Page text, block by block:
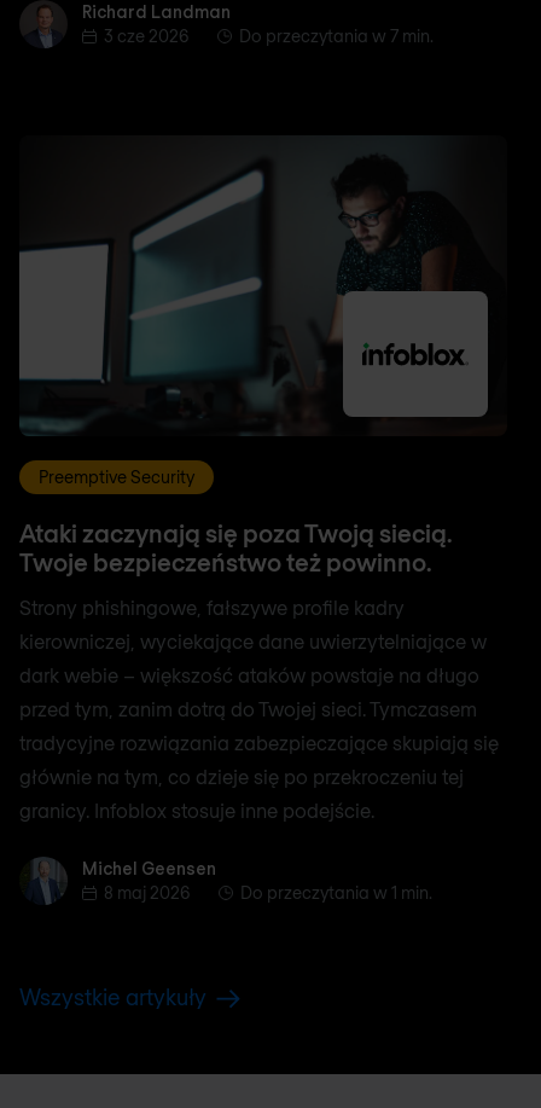
Richard Landman
Richard Landman
3 cze 2026
Do przeczytania w 7 min.
Preemptive Security
Ataki zaczynają się poza Twoją siecią.
Twoje bezpieczeństwo też powinno.
Strony phishingowe, fałszywe profile kadry
kierowniczej, wyciekające dane uwierzytelniające w
dark webie – większość ataków powstaje na długo
przed tym, zanim dotrą do Twojej sieci. Tymczasem
tradycyjne rozwiązania zabezpieczające skupiają się
głównie na tym, co dzieje się po przekroczeniu tej
granicy. Infoblox stosuje inne podejście.
Michel Geensen
Michel Geensen
8 maj 2026
Do przeczytania w 1 min.
Wszystkie artykuły